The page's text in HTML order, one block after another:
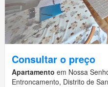
Consultar o preço
Apartamento em Nossa
Entroncamento, Distrito de